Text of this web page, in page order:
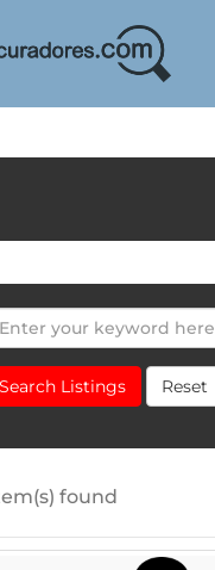
Search Listings Reset
found